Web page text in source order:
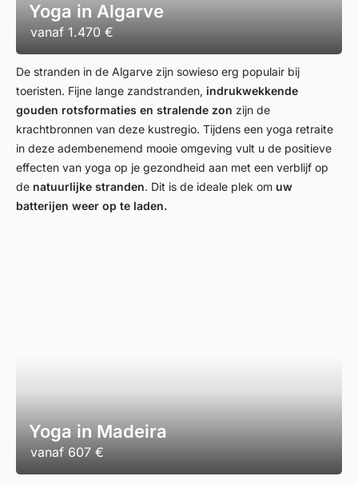
Yoga in Algarve
vanaf 1.470 €
De stranden in de Algarve zijn sowieso erg populair bij
toeristen. Fijne lange zandstranden, indrukwekkende
gouden rotsformaties en stralende zon zijn de
krachtbronnen van deze kustregio. Tijdens een yoga retraite
in deze adembenemend mooie omgeving vult u de positieve
effecten van yoga op je gezondheid aan met een verblijf op
de natuurlijke stranden. Dit is de ideale plek om uw
batterijen weer op te laden.
Yoga in Madeira
vanaf 607 €